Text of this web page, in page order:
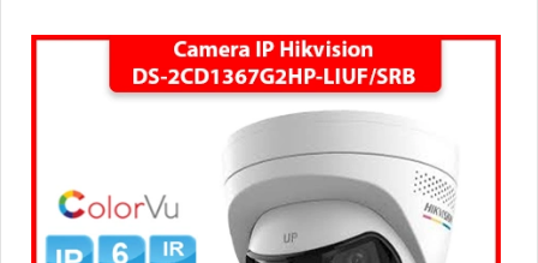
ninh một cách tối ưu.